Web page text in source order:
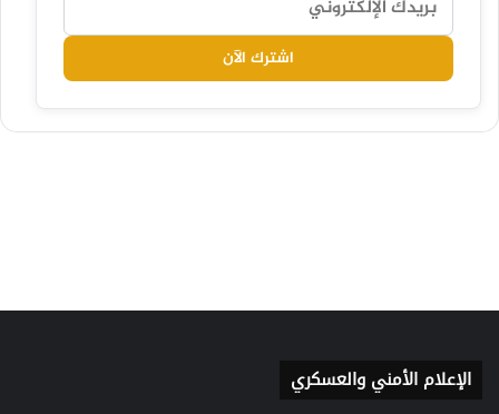
اشترك الآن
الإعلام الأمني والعسكري